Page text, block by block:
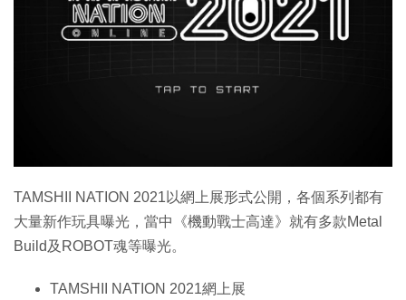
Enterprise Digital Transformation
TAMSHII NATION 2021以網上展形式公開，各個系列都有
大量新作玩具曝光，當中《機動戰士高達》就有多款Metal
Build及ROBOT魂等曝光。
TAMSHII NATION 2021網上展